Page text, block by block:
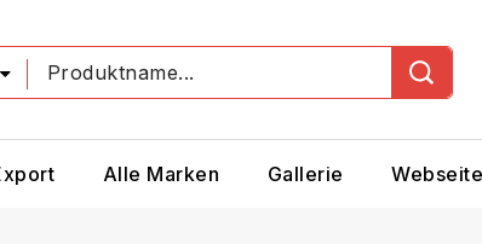
Alle Marken Gallerie Webseite